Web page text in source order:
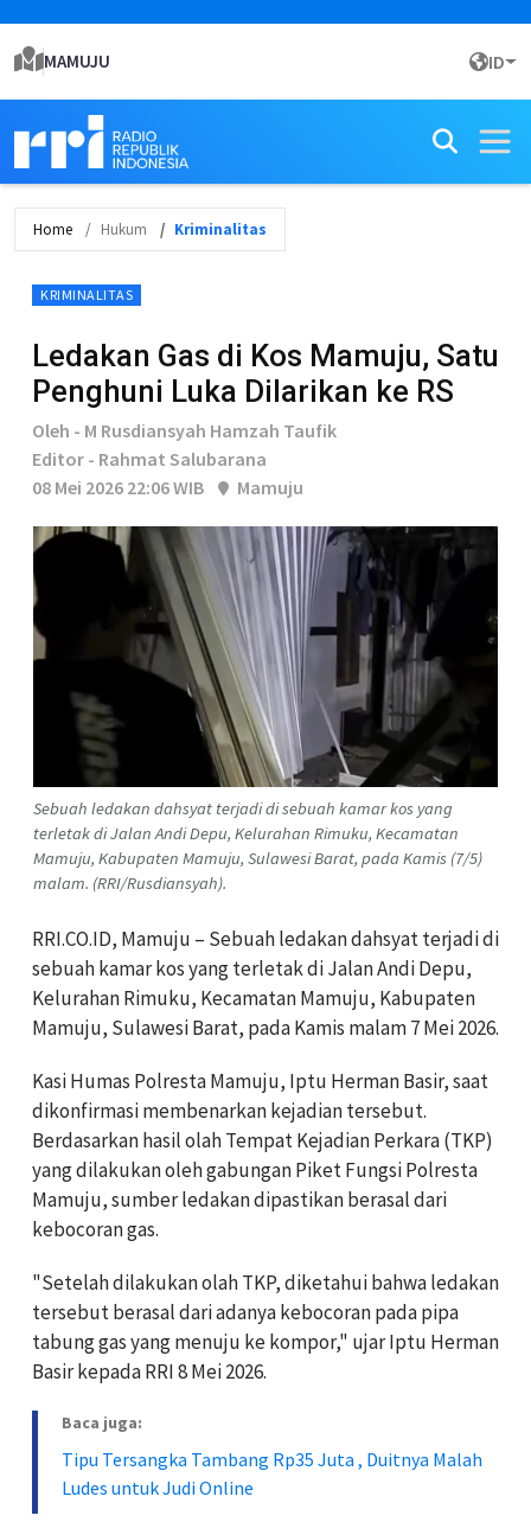
MAMUJU ID
Home Hukum Kriminalitas
KRIMINALITAS
Ledakan Gas di Kos Mamuju, Satu
Penghuni Luka Dilarikan ke RS
Oleh - M Rusdiansyah Hamzah Taufik
Editor - Rahmat Salubarana
08 Mei 2026 22:06 WIB
Mamuju
Sebuah ledakan dahsyat terjadi di sebuah kamar kos yang
terletak di Jalan Andi Depu, Kelurahan Rimuku, Kecamatan
Mamuju, Kabupaten Mamuju, Sulawesi Barat, pada Kamis (7/5)
malam. (RRI/Rusdiansyah).
RRI.CO.ID, Mamuju – Sebuah ledakan dahsyat terjadi di
sebuah kamar kos yang terletak di Jalan Andi Depu,
Kelurahan Rimuku, Kecamatan Mamuju, Kabupaten
Mamuju, Sulawesi Barat, pada Kamis malam 7 Mei 2026.
Kasi Humas Polresta Mamuju, Iptu Herman Basir, saat
dikonfirmasi membenarkan kejadian tersebut.
Berdasarkan hasil olah Tempat Kejadian Perkara (TKP)
yang dilakukan oleh gabungan Piket Fungsi Polresta
Mamuju, sumber ledakan dipastikan berasal dari
kebocoran gas.
"Setelah dilakukan olah TKP, diketahui bahwa ledakan
tersebut berasal dari adanya kebocoran pada pipa
tabung gas yang menuju ke kompor," ujar Iptu Herman
Basir kepada RRI 8 Mei 2026.
Baca juga:
Tipu Tersangka Tambang Rp35 Juta , Duitnya Malah
Ludes untuk Judi Online